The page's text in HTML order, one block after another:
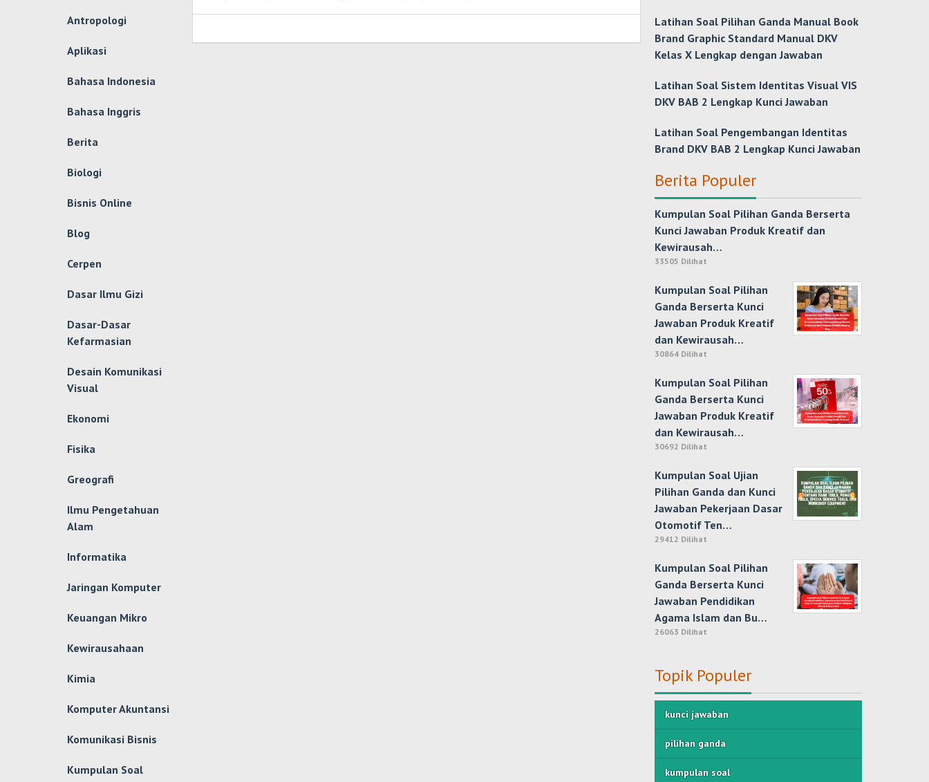
Antropologi
Aplikasi
Bahasa Indonesia
Bahasa Inggris
Berita
Biologi
Bisnis Online
Blog
Cerpen
Dasar Ilmu Gizi
Dasar-Dasar
Kefarmasian
Desain Komunikasi
Visual
Ekonomi
Fisika
Greografi
Ilmu Pengetahuan
Alam
Informatika
Jaringan Komputer
Keuangan Mikro
Kewirausahaan
Kimia
Komputer Akuntansi
Komunikasi Bisnis
Kumpulan Soal
Latihan Soal Pilihan Ganda Manual Book
Brand Graphic Standard Manual DKV
Kelas X Lengkap dengan Jawaban
Latihan Soal Sistem Identitas Visual VIS
DKV BAB 2 Lengkap Kunci Jawaban
Latihan Soal Pengembangan Identitas
Brand DKV BAB 2 Lengkap Kunci Jawaban
Berita Populer
Kumpulan Soal Pilihan Ganda Berserta
Kunci Jawaban Produk Kreatif dan
Kewirausah…
33505 Dilihat
Kumpulan Soal Pilihan
Ganda Berserta Kunci
Jawaban Produk Kreatif
dan Kewirausah…
30864 Dilihat
Kumpulan Soal Pilihan
Ganda Berserta Kunci
Jawaban Produk Kreatif
dan Kewirausah…
30692 Dilihat
Kumpulan Soal Ujian
Pilihan Ganda dan Kunci
Jawaban Pekerjaan Dasar
Otomotif Ten…
29412 Dilihat
Kumpulan Soal Pilihan
Ganda Berserta Kunci
Jawaban Pendidikan
Agama Islam dan Bu…
26063 Dilihat
Topik Populer
kunci jawaban
pilihan ganda
kumpulan soal